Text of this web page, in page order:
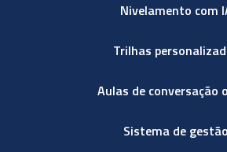
Nivelamento com
Trilhas
Aulas de conversação
Sistema de gestão